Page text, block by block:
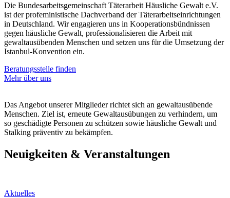
Die Bundesarbeitsgemeinschaft Täterarbeit Häusliche Gewalt e.V.
ist der profeministische Dachverband der Täterarbeitseinrichtungen
in Deutschland. Wir engagieren uns in Kooperationsbündnissen
gegen häusliche Gewalt, professionalisieren die Arbeit mit
gewaltausübenden Menschen und setzen uns für die Umsetzung der
Istanbul-Konvention ein.
Beratungsstelle finden
Mehr über uns
Das Angebot unserer Mitglieder richtet sich an gewaltausübende
Menschen. Ziel ist, erneute Gewaltausübungen zu verhindern, um
so geschädigte Personen zu schützen sowie häusliche Gewalt und
Stalking präventiv zu bekämpfen.
Neuigkeiten & Veranstaltungen
Aktuelles